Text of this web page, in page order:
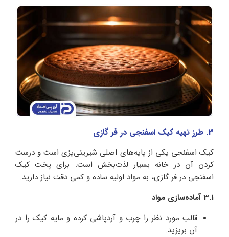
3. طرز تهیه کیک اسفنجی در فر گازی
کیک اسفنجی یکی از پایه‌های اصلی شیرینی‌پزی است و درست
کردن آن در خانه بسیار لذت‌بخش است. برای پخت کیک
اسفنجی در فر گازی، به مواد اولیه ساده و کمی دقت نیاز دارید.
3.1 آماده‌سازی مواد
قالب مورد نظر را چرب و آردپاشی کرده و مایه کیک را در
آن بریزید.